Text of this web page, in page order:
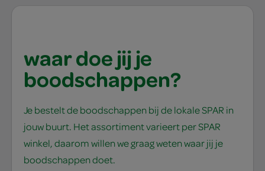
waar doe jij je
boodschappen?
Je bestelt de boodschappen bij de lokale SPAR in
jouw buurt. Het assortiment varieert per SPAR
winkel, daarom willen we graag weten waar jij je
boodschappen doet.